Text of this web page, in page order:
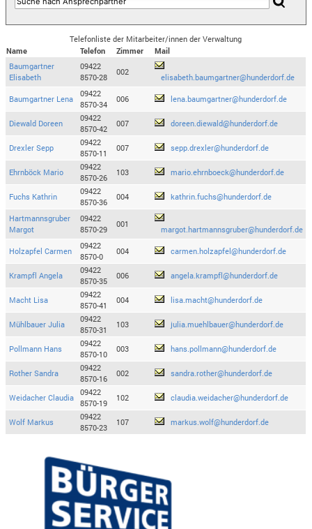
Telefonliste der Mitarbeiter/innen der Verwaltung
Name
Telefon Zimmer
Mail
Baumgartner
Elisabeth
09422
8570-28
002
elisabeth.baumgartner@hunderdorf.de
Baumgartner Lena
09422
8570-34
006 lena.baumgartner@hunderdorf.de
Diewald Doreen
09422
8570-42
007 doreen.diewald@hunderdorf.de
Drexler Sepp
09422
8570-11
007 sepp.drexler@hunderdorf.de
Ehrnböck Mario
09422
8570-26
103 mario.ehrnboeck@hunderdorf.de
Fuchs Kathrin
09422
8570-36
004 kathrin.fuchs@hunderdorf.de
Hartmannsgruber
Margot
09422
8570-29
001
margot.hartmannsgruber@hunderdorf.de
Holzapfel Carmen
09422
8570-0
004 carmen.holzapfel@hunderdorf.de
Krampfl Angela
09422
8570-35
006 angela.krampfl@hunderdorf.de
Macht Lisa
09422
8570-41
004 lisa.macht@hunderdorf.de
Mühlbauer Julia
09422
8570-31
103 julia.muehlbauer@hunderdorf.de
Pollmann Hans
09422
8570-10
003 hans.pollmann@hunderdorf.de
Rother Sandra
09422
8570-16
002 sandra.rother@hunderdorf.de
Weidacher Claudia
09422
8570-19
102 claudia.weidacher@hunderdorf.de
Wolf Markus
09422
8570-23
107 markus.wolf@hunderdorf.de